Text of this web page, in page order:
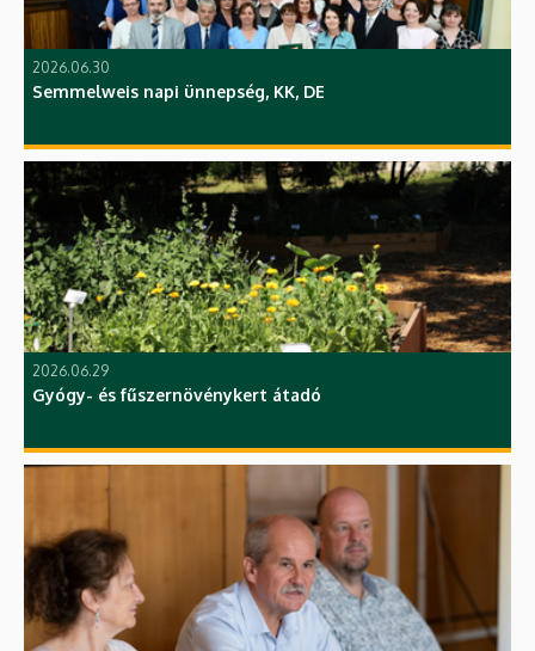
2026.06.30
Semmelweis napi ünnepség, KK, DE
2026.06.29
Gyógy- és fűszernövénykert átadó